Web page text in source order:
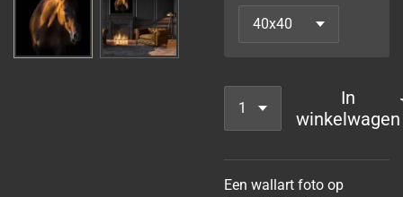
In
winkelwagen
Een wallart foto op